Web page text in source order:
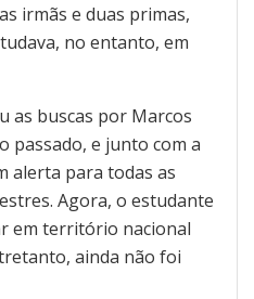
irmãs e duas primas,
no entanto, em
as buscas por Marcos
passado, e junto com a
alerta para todas as
Agora, o estudante
em território nacional
ainda não foi